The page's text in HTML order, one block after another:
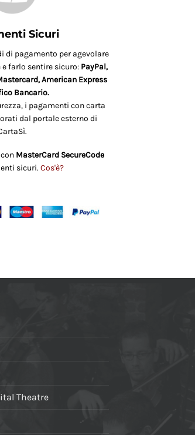
Sicuri
di pagamento per agevolare
farlo sentire sicuro: PayPal,
American Express
Bancario.
i pagamenti con carta
dal portale esterno di
MasterCard SecureCode
sicuri. Cos'è?
Theatre